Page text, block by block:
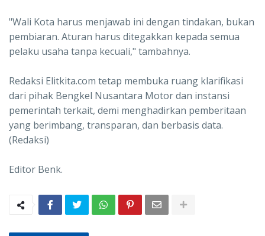
"Wali Kota harus menjawab ini dengan tindakan, bukan
pembiaran. Aturan harus ditegakkan kepada semua
pelaku usaha tanpa kecuali," tambahnya.
Redaksi Elitkita.com tetap membuka ruang klarifikasi
dari pihak Bengkel Nusantara Motor dan instansi
pemerintah terkait, demi menghadirkan pemberitaan
yang berimbang, transparan, dan berbasis data.
(Redaksi)
Editor Benk.